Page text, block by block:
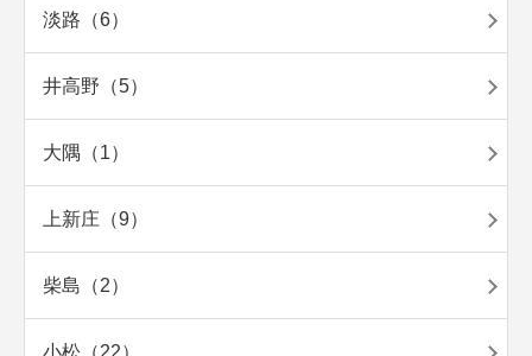
淡路（6）
井高野（5）
大隅（1）
上新庄（9）
柴島（2）